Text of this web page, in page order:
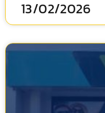
13/02/2026